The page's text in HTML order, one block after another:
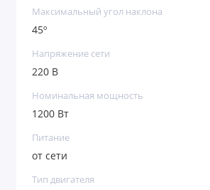
Максимальный угол наклона
45º
Напряжение сети
220 В
Номинальная мощность
1200 Вт
Питание
от сети
Тип двигателя